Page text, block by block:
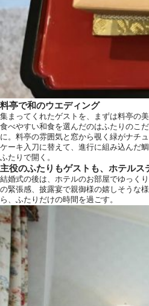
料亭で和のウエディング
集まってくれたゲストを、まずは料亭の
食べやすい和食を選んだのはふたりのこ
に。料亭の雰囲気と窓から覗く緑がナチ
ケーキ入刀に替えて、進行に組み込んだ
ふたりで開く。
主役のふたりもゲストも、ホテルス
結婚式の後は、ホテルのお部屋でゆっく
の緊張感、披露宴で親御様の嬉しそうな
ら、ふたりだけの時間を過ごす。